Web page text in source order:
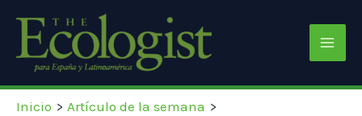
contenido
Inicio
Artículo de la semana
entradas